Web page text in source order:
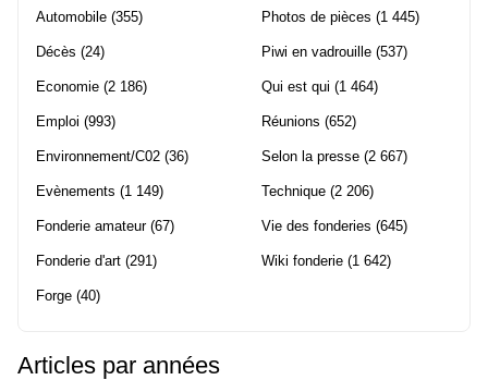
Automobile (355)
Décès (24)
Economie (2 186)
Emploi (993)
Environnement/C02 (36)
Evènements (1 149)
Fonderie amateur(67)
Fonderie d'art (291)
Forge (40)
Photos de pièces (1 445)
Piwi en vadrouille (537)
Qui est qui (1 464)
Réunions (652)
Selon la presse (2 667)
Technique (2 206)
Vie des fonderies (645)
Wiki fonderie (1 642)
Articles par années